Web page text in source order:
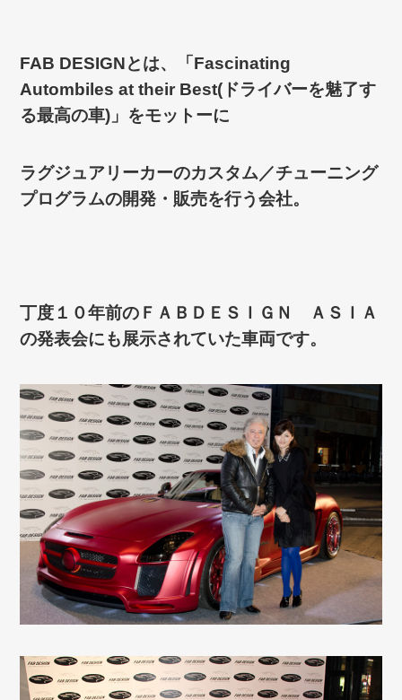
FAB DESIGNとは、「Fascinating
Autombiles at their Best(ドライバーを魅了す
る最高の車)」をモットーに
ラグジュアリーカーのカスタム／チューニング
プログラムの開発・販売を行う会社。
丁度１０年前のＦＡＢＤＥＳＩＧＮ ＡＳＩＡ
の発表会にも展示されていた車両です。